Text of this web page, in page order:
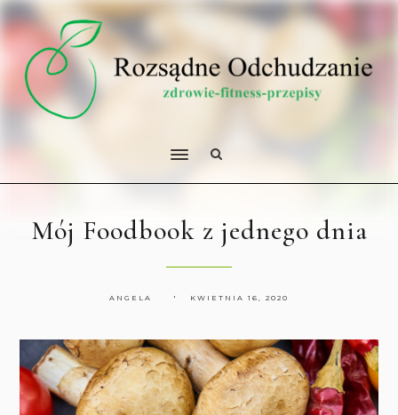
Mój Foodbook z jednego dnia
ANGELA KWIETNIA 16, 2020